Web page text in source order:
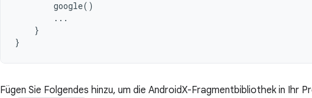
google()
...
}
}
Fügen Sie Folgendes hinzu, um die AndroidX-Fragmentbibliothek in Ihr